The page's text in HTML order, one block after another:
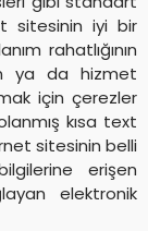
sitesinin iyi bir
rahatlığının
ya da hizmet
için çerezler
kısa text
sitesinin belli
erişen
elektronik